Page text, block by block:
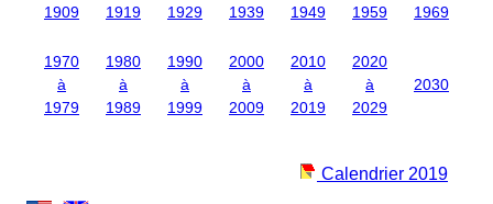
1909
1919
1929
1939
1949
1959
1969
1970
à
1979
1980
à
1989
1990
à
1999
2000
à
2009
2010
à
2019
2020
à
2029
2030
Calendrier 2019